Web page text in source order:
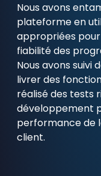
Nous avons
plateforme en
appropriées
fiabilité des
Nous avons suivi
livrer des
réalisé des tests
développement
performance de
client.